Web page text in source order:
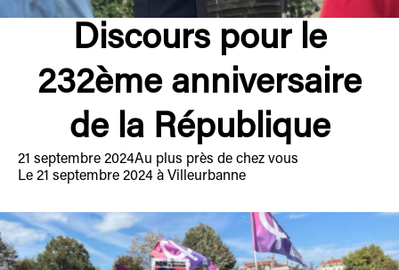
Discours pour le
232ème anniversaire
de la République
21 septembre 2024Au plus près de chez vous
Le 21 septembre 2024 à Villeurbanne